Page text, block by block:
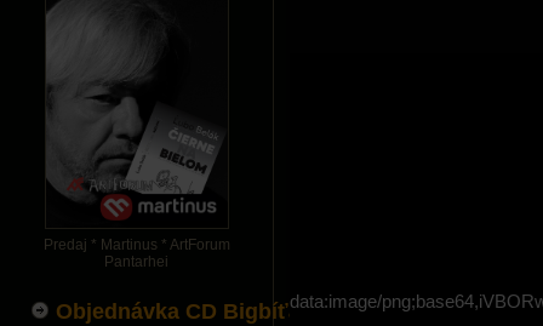
Predaj * Martinus * ArtForum
Pantarhei
Objednávka CD Bigbíťákdata:image/